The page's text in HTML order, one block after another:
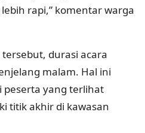
rapi,” komentar warga
durasi acara
malam. Hal ini
peserta yang terlihat
titik akhir di kawasan